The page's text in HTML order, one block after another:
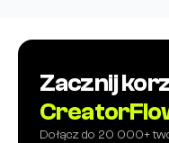
Zacznij
Dołącz do 20 000+